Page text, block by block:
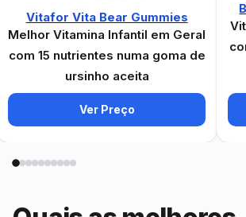
Vitafor Vita Bear Gummies
Melhor Vitamina Infantil em Geral
com 15 nutrientes numa goma de
ursinho aceita
Ver Preço